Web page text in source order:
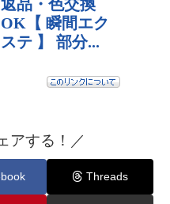
アする！／
Threads